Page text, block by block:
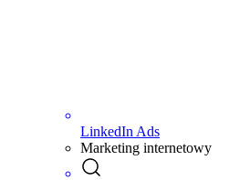
LinkedIn Ads
Marketing internetowy